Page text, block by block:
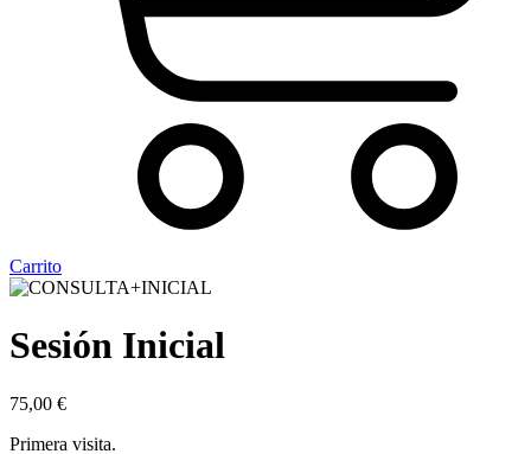
Carrito
Sesión Inicial
75,00 €
Primera visita.